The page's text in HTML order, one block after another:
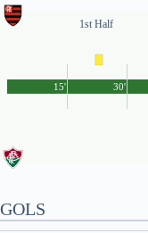
1st Half
15' 30'
GOLS